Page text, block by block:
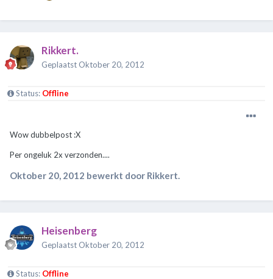
Rikkert.
Geplaatst Oktober 20, 2012
Status: Offline
Wow dubbelpost :X
Per ongeluk 2x verzonden....
Oktober 20, 2012 bewerkt door Rikkert.
Heisenberg
Geplaatst Oktober 20, 2012
Status: Offline